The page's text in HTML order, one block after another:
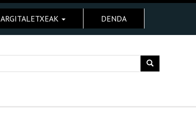
ARGITALETXEAK DENDA